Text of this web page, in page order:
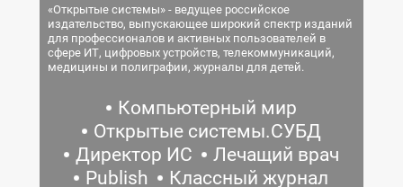
«Открытые системы» - ведущее российское
издательство, выпускающее широкий спектр изданий
для профессионалов и активных пользователей в
сфере ИТ, цифровых устройств, телекоммуникаций,
медицины и полиграфии, журналы для детей.
Компьютерный мир
Открытые системы.СУБД
Директор ИС
Лечащий врач
Publish
Классный журнал